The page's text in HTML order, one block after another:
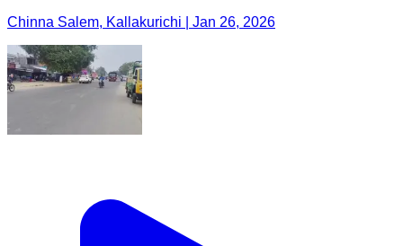
Chinna Salem, Kallakurichi | Jan 26, 2026